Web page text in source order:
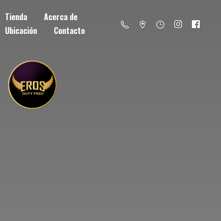
Tienda
Acerca de
Ubicación
Contacto